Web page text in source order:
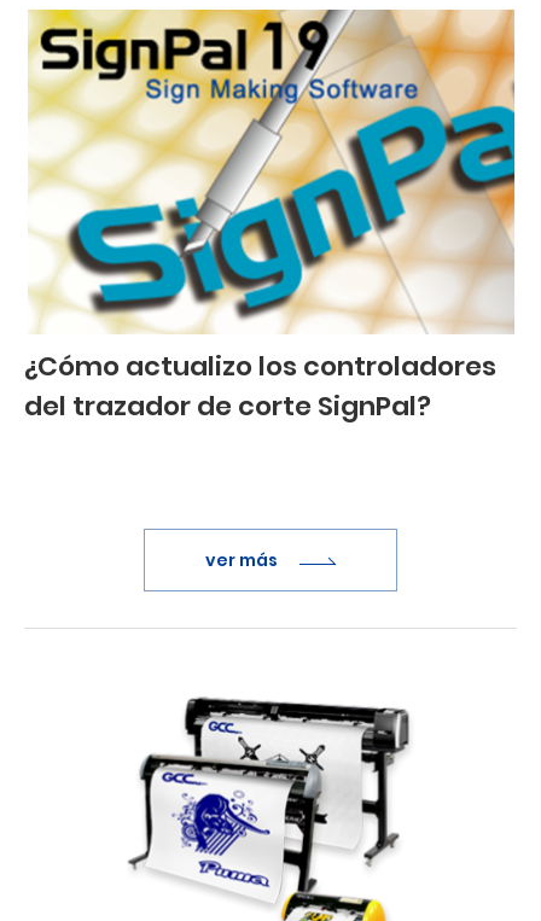
¿Cómo actualizo los controladores
del trazador de corte SignPal?
ver más